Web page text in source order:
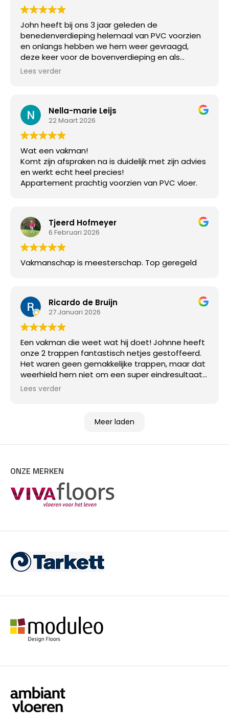
John heeft bij ons 3 jaar geleden de
benedenverdieping helemaal van PVC voorzien
en onlangs hebben we hem weer gevraagd,
deze keer voor de bovenverdieping en als
laatste ook onze trap. Alles tiptop in orde. John is
Lees verder
Nella-marie Leijs
22 Maart 2026
Wat een vakman!
Komt zijn afspraken na is duidelijk met zijn advies
en werkt echt heel precies!
Appartement prachtig voorzien van PVC vloer.
Tjeerd Hofmeyer
6 Februari 2026
Vakmanschap is meesterschap. Top geregeld
Ricardo de Bruijn
27 Januari 2026
Een vakman die weet wat hij doet! Johnne heeft
onze 2 trappen fantastisch netjes gestoffeerd.
Het waren geen gemakkelijke trappen, maar dat
weerhield hem niet om een super eindresultaat
af te leveren!
Lees verder
Meer laden
ONZE MERKEN